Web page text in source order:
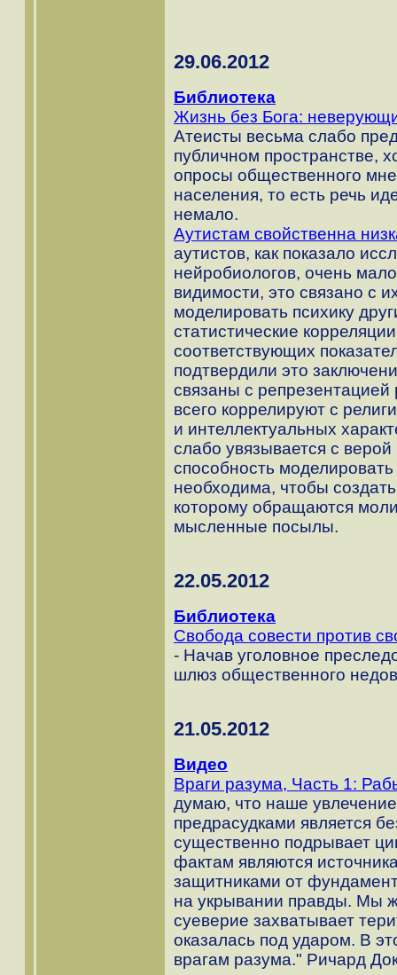
29.06.2012
Библиотека
Жизнь без Бога:
Атеисты весьма слабо
публичном пространстве,
опросы общественного
населения, то есть речь
немало.
Аутистам свойственна
аутистов, как показало
нейробиологов, очень
видимости, это связано с
моделировать психику
статистические
соответствующих
подтвердили это
связаны с
всего коррелируют с
и интеллектуальных
слабо увязывается с
способность
необходима, чтобы
которому обращаются
мысленные посылы.
22.05.2012
Библиотека
Свобода совести против
- Начав уголовное
шлюз общественного
21.05.2012
Видео
Враги разума, Часть 1:
думаю, что наше
предрасудками является
существенно подрывает
фактам являются
защитниками от
на укрывании правды. Мы
суеверие захватывает
оказалась под ударом. В
врагам разума." Ричард